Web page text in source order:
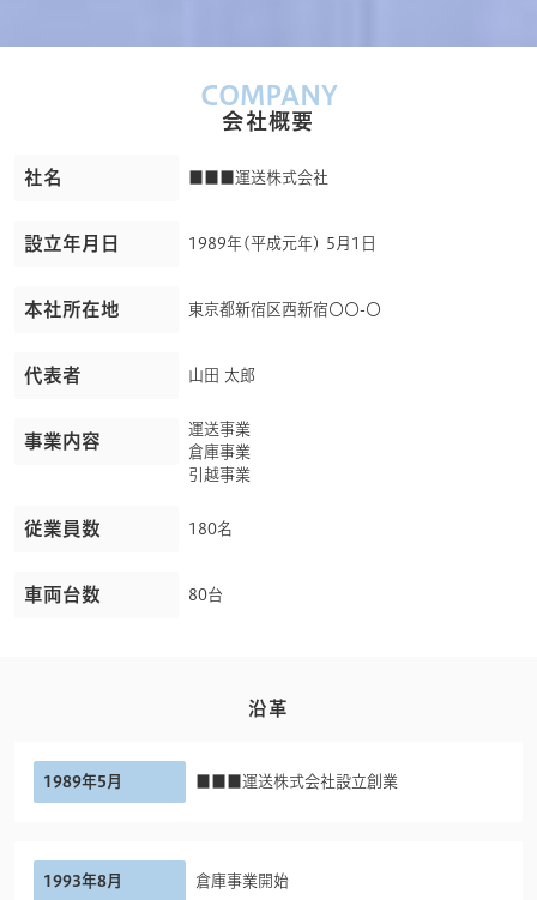
COMPANY
会社概要
社名 ■■■運送株式会社
設立年月日 1989年(平成元年) 5月1日
本社所在地 東京都新宿区西新宿〇〇-〇
代表者 山田 太郎
事業内容
運送事業
倉庫事業
引越事業
従業員数 180名
車両台数 80台
沿革
1989年5月 ■■■運送株式会社設立創業
1993年8月 倉庫事業開始